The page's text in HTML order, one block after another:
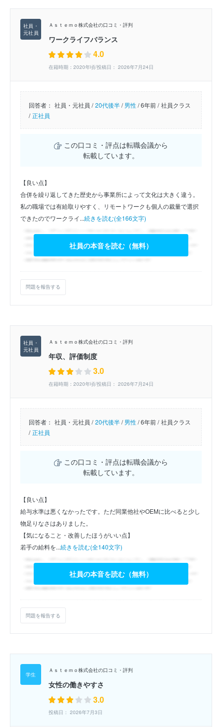
Ａｓｔｅｍｏ株式会社の口コミ・評判
ワークライフバランス
4.0
在籍時期：2020年頃/投稿日： 2026年7月24日
回答者： 社員・元社員 / 20代後半/男性/6年前 / 社員クラス
/ 正社員
この口コミ・評点は転職会議から
転載しています。
【良い点】
合併を繰り返してきた歴史から事業所によって文化は大きく違う。
私の職場では有給取りやすく、リモートワークも個人の裁量で選択
できたのでワークライ...続きを読む(全166文字)
社員の本音を読む（無料）
問題を報告する
Ａｓｔｅｍｏ株式会社の口コミ・評判
年収、評価制度
3.0
在籍時期：2020年頃/投稿日： 2026年7月24日
回答者： 社員・元社員 / 20代後半/男性/6年前 / 社員クラス
/ 正社員
この口コミ・評点は転職会議から
転載しています。
【良い点】
給与水準は悪くなかったです。ただ同業他社やOEMに比べると少し
物足りなさはありました。
【気になること・改善したほうがいい点】
若手の給料を...続きを読む(全140文字)
社員の本音を読む（無料）
問題を報告する
Ａｓｔｅｍｏ株式会社の口コミ・評判
女性の働きやすさ
3.0
投稿日： 2026年7月3日